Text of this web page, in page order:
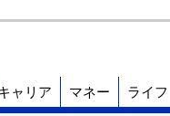
ャリア マネー ライフ